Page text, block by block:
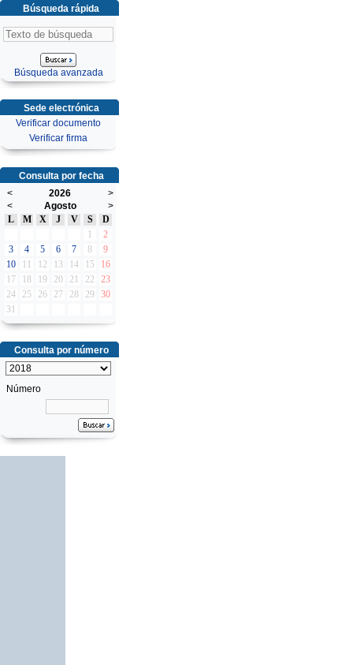
Búsqueda rápida
Búsqueda avanzada
Sede electrónica
Verificar documento
Verificar firma
Consulta por fecha
<
2026
>
<
Agosto
>
L
M X J V S
D
1
2
3
4 5 6 7 8
9
10
11 12 13 14 15
16
17
18 19 20 21 22
23
24
25 26 27 28 29 30
31
Consulta por número
Número